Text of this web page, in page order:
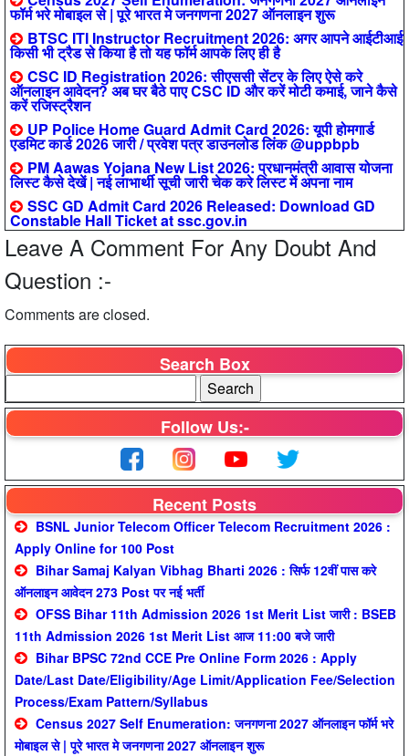
फॉर्म भरे मोबाइल से | पूरे भारत मे जनगणना 2027 ऑनलाइन शुरू
BTSC ITI Instructor Recruitment 2026: अगर आपने आईटीआई
किसी भी ट्रैड से किया है तो यह फॉर्म आपके लिए ही है
CSC ID Registration 2026: सीएससी सेंटर के लिए ऐसे करे
ऑनलाइन आवेदन? अब घर बैठे पाए CSC ID और करें मोटी कमाई, जाने कैसे
करें रजिस्ट्रैशन
UP Police Home Guard Admit Card 2026: यूपी होमगार्ड
एडमिट कार्ड 2026 जारी / प्रवेश पत्र डाउनलोड लिंक @uppbpb
PM Aawas Yojana New List 2026: प्रधानमंत्री आवास योजना
लिस्ट कैसे देखें | नई लाभार्थी सूची जारी चेक करे लिस्ट में अपना नाम
SSC GD Admit Card 2026 Released: Download GD
Constable Hall Ticket at ssc.gov.in
Leave A Comment For Any Doubt And
Question :-
Comments are closed.
Search Box
Follow Us:-
Recent Posts
BSNL Junior Telecom Officer Telecom Recruitment 2026 :
Apply Online for 100 Post
Bihar Samaj Kalyan Vibhag Bharti 2026 : सिर्फ 12वीं पास करे
ऑनलाइन आवेदन 273 Post पर नई भर्ती
OFSS Bihar 11th Admission 2026 1st Merit List जारी : BSEB
11th Admission 2026 1st Merit List आज 11:00 बजे जारी
Bihar BPSC 72nd CCE Pre Online Form 2026 : Apply
Date/Last Date/Eligibility/Age Limit/Application Fee/Selection
Process/Exam Pattern/Syllabus
Census 2027 Self Enumeration: जनगणना 2027 ऑनलाइन फॉर्म भरे
मोबाइल से | पूरे भारत मे जनगणना 2027 ऑनलाइन शुरू